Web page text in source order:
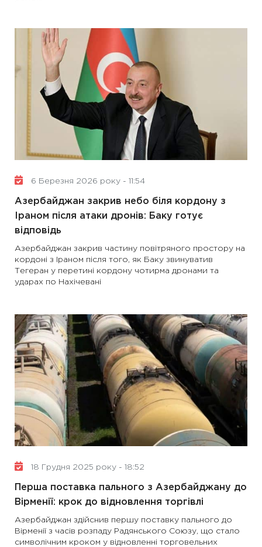
6 Березня 2026 року - 11:54
Азербайджан закрив небо біля кордону з
Іраном після атаки дронів: Баку готує
відповідь
Азербайджан закрив частину повітряного простору на
кордоні з Іраном після того, як Баку звинуватив
Тегеран у перетині кордону чотирма дронами та
ударах по Нахічевані
18 Грудня 2025 року - 18:52
Перша поставка пального з Азербайджану до
Вірменії: крок до відновлення торгівлі
Азербайджан здійснив першу поставку пального до
Вірменії з часів розпаду Радянського Союзу, що стало
символічним кроком у відновленні торговельних